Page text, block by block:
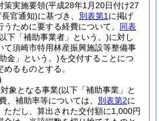
策実施要領(平成28年1月20日付け27
官通知)に基づき、 別表第1 に掲げ
ために要する経費について、 同表
下「補助事業者」という。)に対し
て須崎市特用林産振興施設等整備事
金」という。)を交付することにつ
るものとする。
象となる事業(以下「補助事業」と
、補助率等については、 別表第2に
ただし、算出された交付額に1,000円